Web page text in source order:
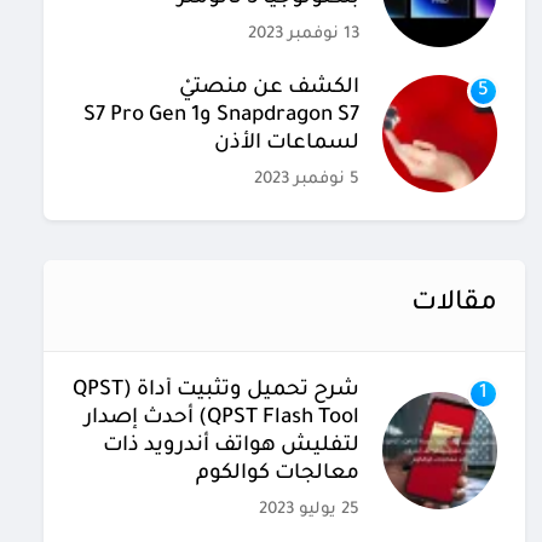
13 نوفمبر 2023
5
الكشف عن منصتيْ
Snapdragon S7 وS7 Pro Gen 1
لسماعات الأذن
5 نوفمبر 2023
مقالات
1
شرح تحميل وتثبيت أداة (QPST
(QPST Flash Tool أحدث إصدار
لتفليش هواتف أندرويد ذات
معالجات كوالكوم
25 يوليو 2023